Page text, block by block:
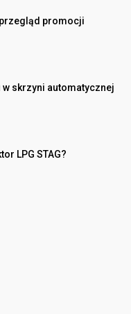
promocji
w skrzyni automatycznej
LPG STAG?